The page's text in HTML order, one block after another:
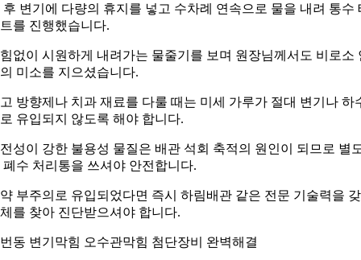
후 변기에 다량의 휴지를 넣고 수차례 연속으로 물을 내려 통수
를 진행했습니다.
없이 시원하게 내려가는 물줄기를 보며 원장님께서도 비로소
미소를 지으셨습니다.
방향제나 치과 재료를 다룰 때는 미세 가루가 절대 변기나 하
유입되지 않도록 해야 합니다.
성이 강한 불용성 물질은 배관 석회 축적의 원인이 되므로 별
폐수 처리통을 쓰셔야 안전합니다.
부주의로 유입되었다면 즉시 하림배관 같은 전문 기술력을
를 찾아 진단받으셔야 합니다.
동 변기막힘 오수관막힘 첨단장비 완벽해결